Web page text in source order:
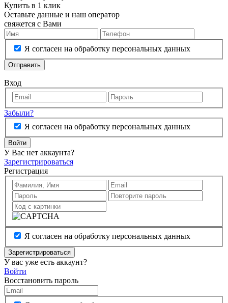
Купить в 1 клик
Оставьте данные и наш оператор
свяжется с Вами
Я согласен на обработку персональных данных
Отправить
Вход
Забыли?
Я согласен на обработку персональных данных
Войти
У Вас нет аккаунта?
Зарегистрироваться
Регистрация
Я согласен на обработку персональных данных
Зарегистрироваться
У вас уже есть аккаунт?
Войти
Восстановить пароль